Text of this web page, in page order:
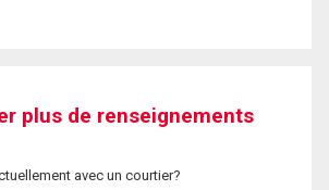
plus de renseignements
avec un courtier?